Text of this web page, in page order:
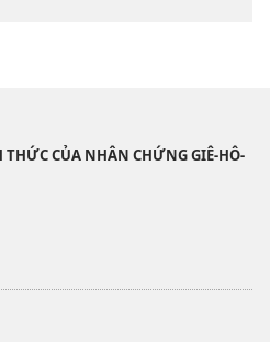
Thượng
THỨC CỦA NHÂN CHỨNG GIÊ-HÔ-